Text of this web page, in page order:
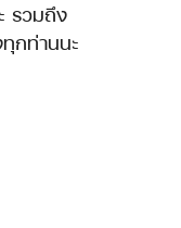
รวมถึง
กท่านนะ